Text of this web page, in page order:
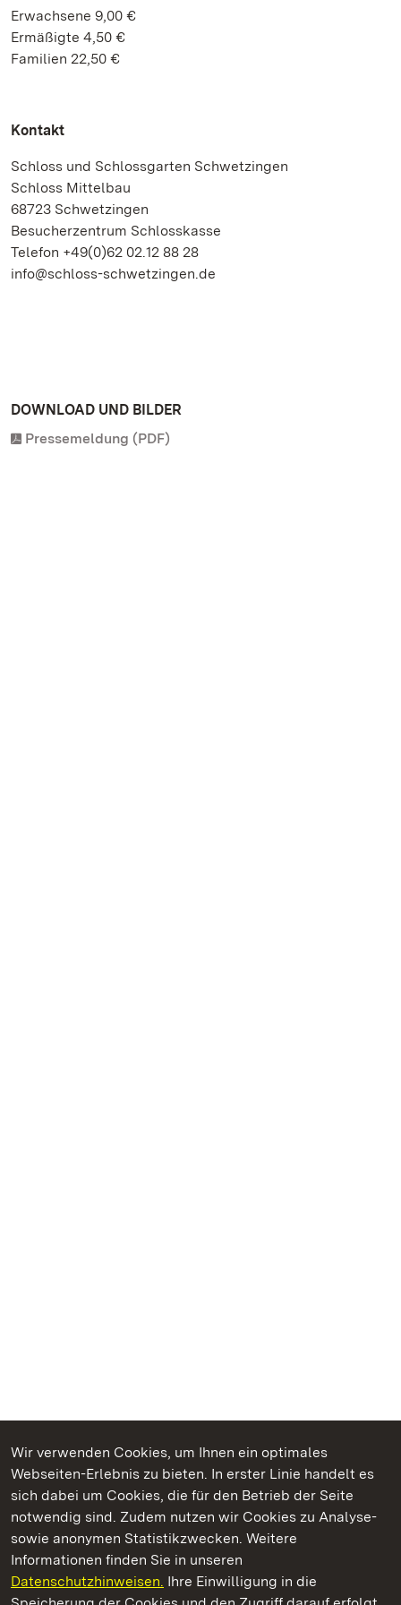
Wir verwenden Cookies, um Ihnen ein optimales
Webseiten-Erlebnis zu bieten. In erster Linie handelt es
sich dabei um Cookies, die für den Betrieb der Seite
notwendig sind. Zudem nutzen wir Cookies zu Analyse-
sowie anonymen Statistikzwecken. Weitere
Informationen finden Sie in unseren
Datenschutzhinweisen. Ihre Einwilligung in die
Erwachsene 9,00 €
Ermäßigte 4,50 €
Familien 22,50 €
Kontakt
Schloss und Schlossgarten Schwetzingen
Schloss Mittelbau
68723 Schwetzingen
Besucherzentrum Schlosskasse
Telefon +49(0)62 02.12 88 28
info@schloss-schwetzingen.de
DOWNLOAD UND BILDER
Pressemeldung (PDF)
Kommen. Staunen. Genießen.
Schloss und Schlossgarten Schwetzingen